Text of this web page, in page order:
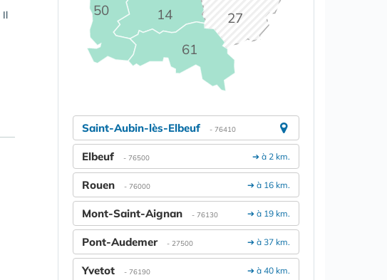
Il
14 27
50
61
Saint-Aubin-lès-Elbeuf - 76410
➔ à 2 km.
Elbeuf - 76500
➔ à 16 km.
Rouen - 76000
➔ à 19 km.
Mont-Saint-Aignan - 76130
➔ à 37 km.
Pont-Audemer - 27500
➔ à 40 km.
Yvetot - 76190